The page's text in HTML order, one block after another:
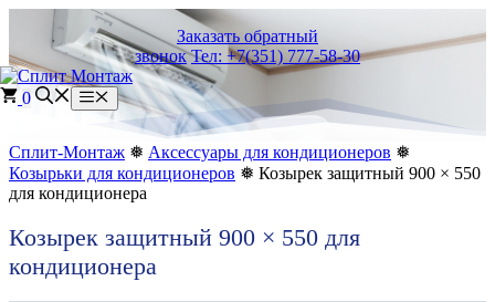
Перейти
содержимому
Заказать обратный
звонок Тел: +7(351) 777-58-30
0 Меню
Сплит-Монтаж ❅ Аксессуары для кондиционеров ❅
Козырьки для кондиционеров ❅ Козырек защитный 900 × 550
для кондиционера
Козырек защитный 900 × 550 для
кондиционера